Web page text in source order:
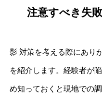
注意すべき失
影 対策を考える際にあり
を紹介します。経験者が
め知っておくと現地での